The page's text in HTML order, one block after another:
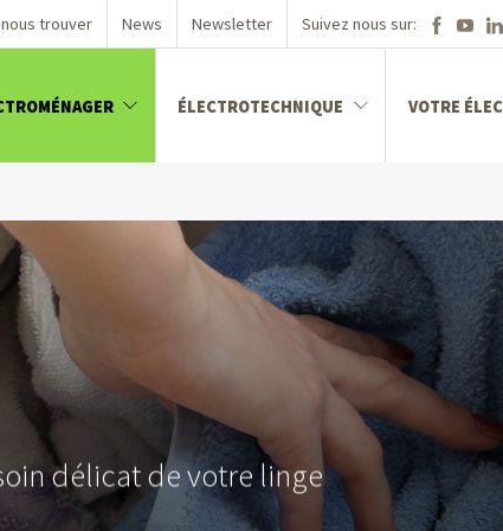
Suivez nous sur:
trouver News Newsletter
ÉLECTROTECHNIQUE VOTRE
délicat de votre linge